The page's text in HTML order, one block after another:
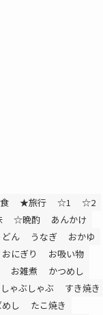
★旅行 ☆1
☆2
☆晩酌
あんかけ
どん うなぎ
おかゆ
おにぎり
お吸い物
お雑煮
かつめし
しゃぶしゃぶ
すき焼き
し
たこ焼き